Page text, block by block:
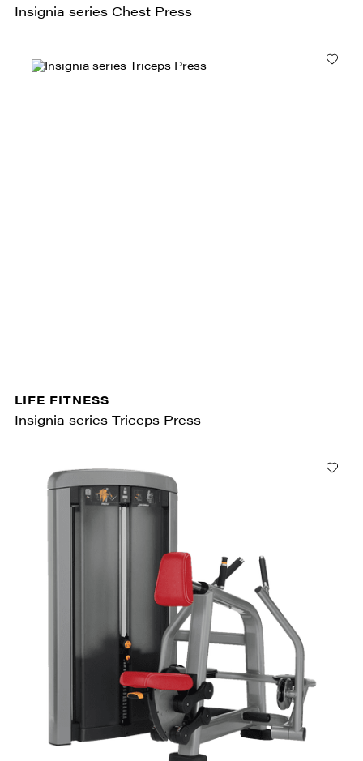
Insignia series Chest Press
LIFE FITNESS
Insignia series Triceps Press